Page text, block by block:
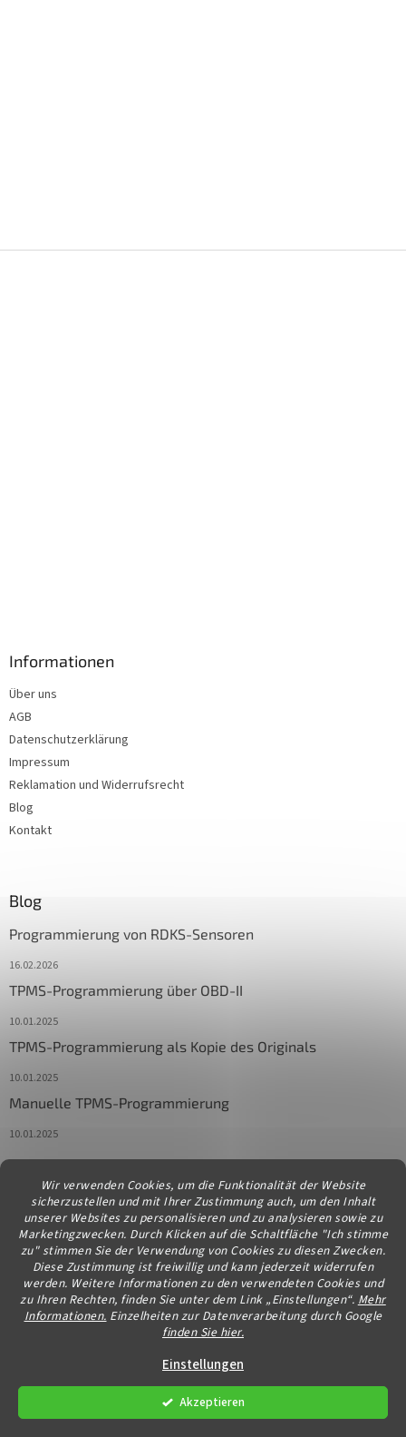
Wir verwenden Cookies, um die Funktionalität der Website
sicherzustellen und mit Ihrer Zustimmung auch, um den Inhalt
unserer Websites zu personalisieren und zu analysieren sowie zu
Marketingzwecken. Durch Klicken auf die Schaltfläche "Ich stimme
zu" stimmen Sie der Verwendung von Cookies zu diesen Zwecken.
Diese Zustimmung ist freiwillig und kann jederzeit widerrufen
werden. Weitere Informationen zu den verwendeten Cookies und
zu Ihren Rechten, finden Sie unter dem Link „Einstellungen“. Mehr
Informationen. Einzelheiten zur Datenverarbeitung durch Google
finden Sie hier.
Einstellungen
Akzeptieren
Informationen
Über uns
AGB
Datenschutzerklärung
Impressum
Reklamation und Widerrufsrecht
Blog
Kontakt
Blog
Programmierung von RDKS-Sensoren
16.02.2026
TPMS-Programmierung über OBD-II
10.01.2025
TPMS-Programmierung als Kopie des Originals
10.01.2025
Manuelle TPMS-Programmierung
10.01.2025
Kontakt
info@diagstore.at
Erstellt von Shoptet
Copyright 2026diagstore.at. Alle Rechte vorbehalten.Cookie-